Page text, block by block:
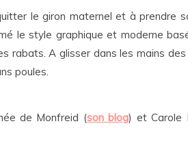
le giron maternel et à prendre
le style graphique et moderne
rabats. A glisser dans les mains
poules.
de Monfreid (son blog) et Carole